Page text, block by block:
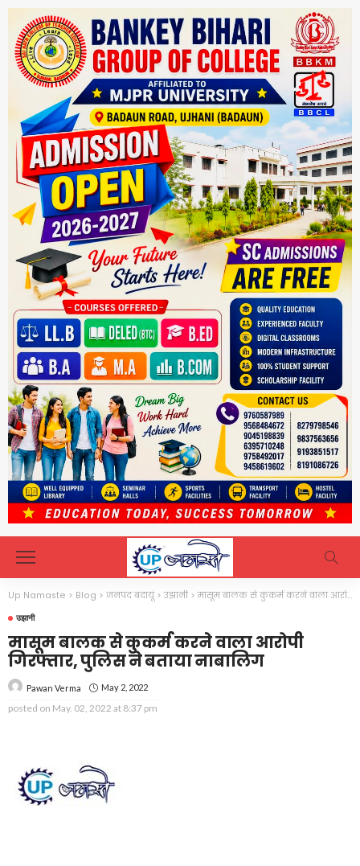
Up Namaste > Blog > जनपद बदायूं>उझानी >मासूम बालक से कुकर्म करने वाला आरोपी गिरफ्तार, पुलिस ने बताया नाबालिग
उझानी
मासूम बालक से कुकर्म करने वाला आरोपी
गिरफ्तार, पुलिस ने बताया नाबालिग
Pawan Verma May 2, 2022
posted on May. 02, 2022 at 8:37 pm